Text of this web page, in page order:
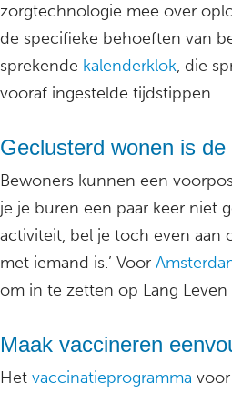
zorgtechnologie mee over
de specifieke behoeften van
sprekende kalenderklok, die
vooraf ingestelde tijdstippen.
Geclusterd wonen is
Bewoners kunnen een
je je buren een paar keer niet
activiteit, bel je toch even aan
met iemand is.’ Voor
om in te zetten op Lang Leven
Maak vaccineren
Het vaccinatieprogramma